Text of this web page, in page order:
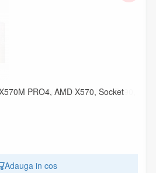
PRO4, AMD X570, Socket
Adauga in cos
GAMING FORCE, Intel Z590,
Adauga in cos